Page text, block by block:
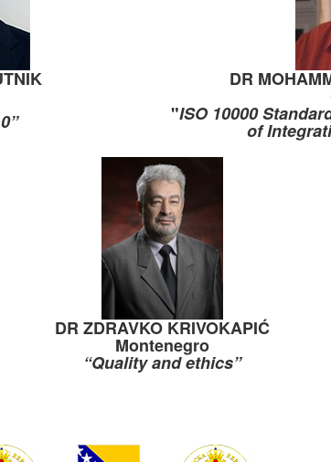
DR
"ISO 10000
of
DR ZDRAVKO KRIVOKAPIĆ
Montenegro
“Quality and ethics”